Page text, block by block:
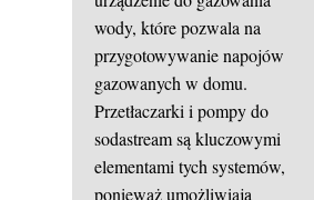
wody, które pozwala na
przygotowywanie napojów
gazowanych w domu.
Przetłaczarki i pompy do
sodastream są kluczowymi
elementami tych systemów,
ponieważ umożliwiają